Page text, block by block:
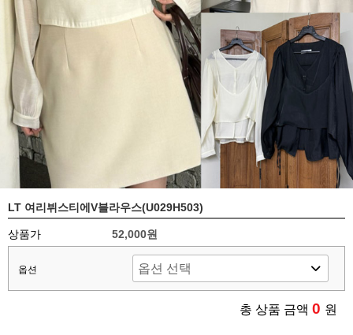
LT 여리뷔스티에V블라우스(U029H503)
상품가 52,000원
옵션
총 상품 금액 0 원